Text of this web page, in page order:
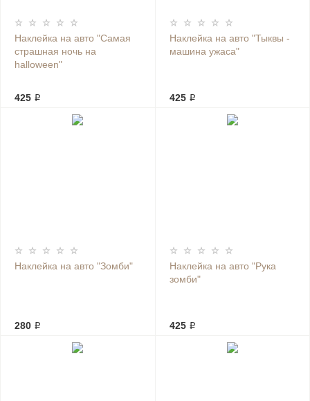
Наклейка на авто "Самая
страшная ночь на
halloween"
425 ₽
Наклейка на авто "Тыквы -
машина ужаса"
425 ₽
Наклейка на авто "Зомби"
280 ₽
Наклейка на авто "Рука
зомби"
425 ₽